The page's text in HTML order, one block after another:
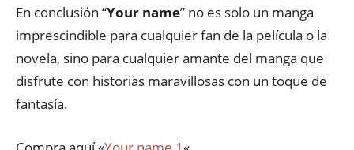
En conclusión “Your name” no es solo un manga
imprescindible para cualquier fan de la película o la
novela, sino para cualquier amante del manga que
disfrute con historias maravillosas con un toque de
fantasía.